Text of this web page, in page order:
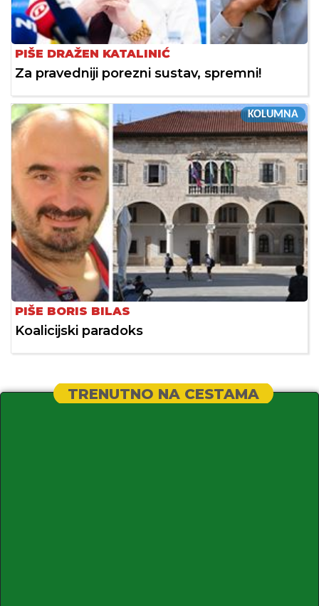
PIŠE DRAŽEN KATALINIĆ
Za pravedniji porezni sustav, spremni!
KOLUMNA
PIŠE BORIS BILAS
Koalicijski paradoks
TRENUTNO NA CESTAMA